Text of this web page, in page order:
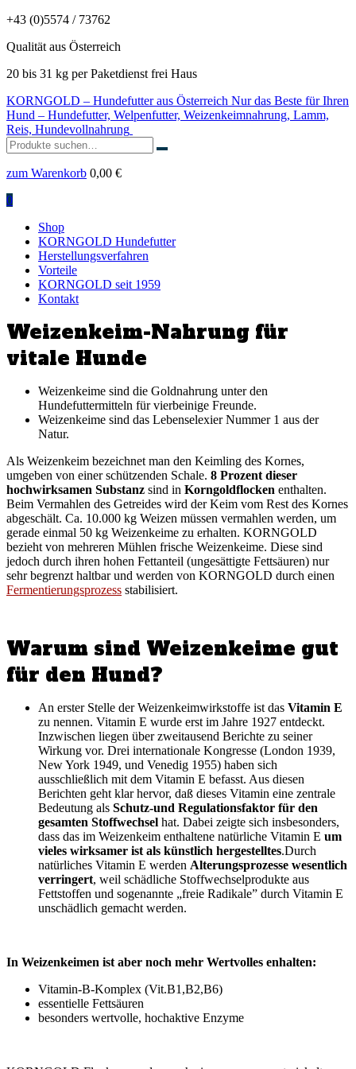
+43 (0)5574 / 73762
Qualität aus Österreich
20 bis 31 kg per Paketdienst frei Haus
KORNGOLD – Hundefutter aus Österreich Nur das Beste für Ihren
Hund – Hundefutter, Welpenfutter, Weizenkeimnahrung, Lamm,
Reis, Hundevollnahrung
Suchen
nach:
zum Warenkorb 0,00 €
0
Shop
KORNGOLD Hundefutter
Herstellungsverfahren
Vorteile
KORNGOLD seit 1959
Kontakt
Weizenkeim-Nahrung für
vitale Hunde
Weizenkeime sind die Goldnahrung unter den
Hundefuttermitteln für vierbeinige Freunde.
Weizenkeime sind das Lebenselexier Nummer 1 aus der
Natur.
Als Weizenkeim bezeichnet man den Keimling des Kornes,
umgeben von einer schützenden Schale. 8 Prozent dieser
hochwirksamen Substanz sind in Korngoldflocken enthalten.
Beim Vermahlen des Getreides wird der Keim vom Rest des Kornes
abgeschält. Ca. 10.000 kg Weizen müssen vermahlen werden, um
gerade einmal 50 kg Weizenkeime zu erhalten. KORNGOLD
bezieht von mehreren Mühlen frische Weizenkeime. Diese sind
jedoch durch ihren hohen Fettanteil (ungesättigte Fettsäuren) nur
sehr begrenzt haltbar und werden von KORNGOLD durch einen
Fermentierungsprozess stabilisiert.
Warum sind Weizenkeime gut
für den Hund?
An erster Stelle der Weizenkeimwirkstoffe ist das Vitamin E
zu nennen. Vitamin E wurde erst im Jahre 1927 entdeckt.
Inzwischen liegen über zweitausend Berichte zu seiner
Wirkung vor. Drei internationale Kongresse (London 1939,
New York 1949, und Venedig 1955) haben sich
ausschließlich mit dem Vitamin E befasst. Aus diesen
Berichten geht klar hervor, daß dieses Vitamin eine zentrale
Bedeutung als Schutz-und Regulationsfaktor für den
gesamten Stoffwechsel hat. Dabei zeigte sich insbesonders,
dass das im Weizenkeim enthaltene natürliche Vitamin E um
vieles wirksamer ist als künstlich hergestelltes.Durch
natürliches Vitamin E werden Alterungsprozesse wesentlich
verringert, weil schädliche Stoffwechselprodukte aus
Fettstoffen und sogenannte „freie Radikale” durch Vitamin E
unschädlich gemacht werden.
In Weizenkeimen ist aber noch mehr Wertvolles enhalten:
Vitamin-B-Komplex (Vit.B1,B2,B6)
essentielle Fettsäuren
besonders wertvolle, hochaktive Enzyme